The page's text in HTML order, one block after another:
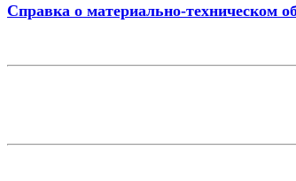
Справка о материально-